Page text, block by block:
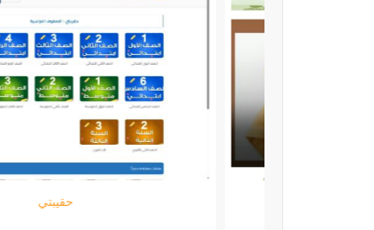
اللمسة الجامحة